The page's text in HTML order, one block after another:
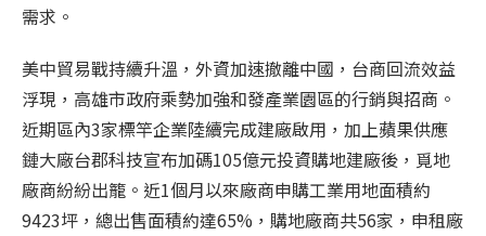
需求。
美中貿易戰持續升溫，外資加速撤離中國，台商回流效益
浮現，高雄市政府乘勢加強和發產業園區的行銷與招商。
近期區內3家標竿企業陸續完成建廠啟用，加上蘋果供應
鏈大廠台郡科技宣布加碼105億元投資購地建廠後，覓地
廠商紛紛出籠。近1個月以來廠商申購工業用地面積約
9423坪，總出售面積約達65%，購地廠商共56家，申租廠